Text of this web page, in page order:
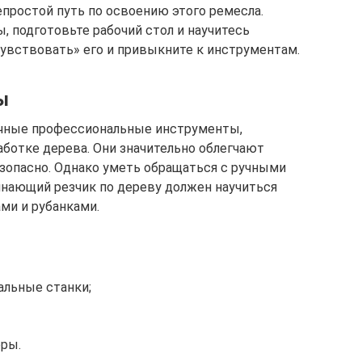
путь по освоению этого ремесла.
рабочий стол и научитесь
его и привыкните к инструментам.
профессиональные инструменты,
дерева. Они значительно облегчают
Однако уметь обращаться с ручными
резчик по дереву должен научиться
и рубанками.
станки;